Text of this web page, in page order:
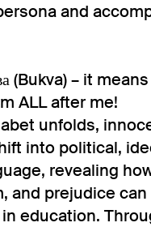
and
(Bukva) – it
ALL after me!
unfolds,
into political,
revealing
and prejudice can
education.